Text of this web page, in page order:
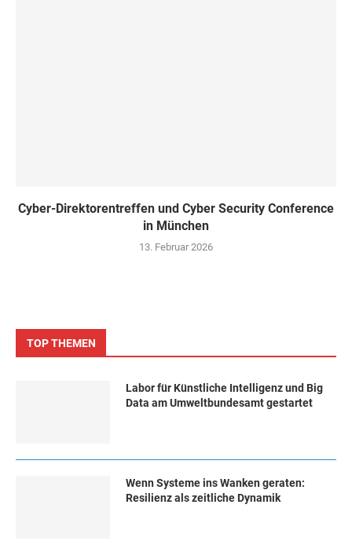
Cyber-Direktorentreffen und Cyber Security Conference
in München
13. Februar 2026
TOP THEMEN
Labor für Künstliche Intelligenz und Big
Data am Umweltbundesamt gestartet
Wenn Systeme ins Wanken geraten:
Resilienz als zeitliche Dynamik